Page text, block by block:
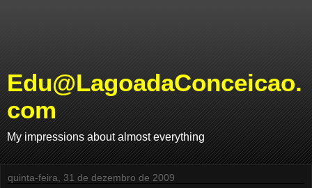
Edu@LagoadaConceicao.
com
My impressions about almost everything
quinta-feira, 31 de dezembro de 2009